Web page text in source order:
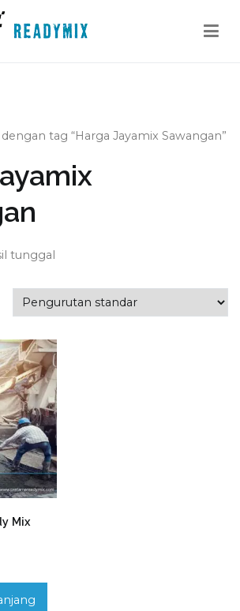
tag “Harga Jayamix Sawangan”
tunggal
Mix